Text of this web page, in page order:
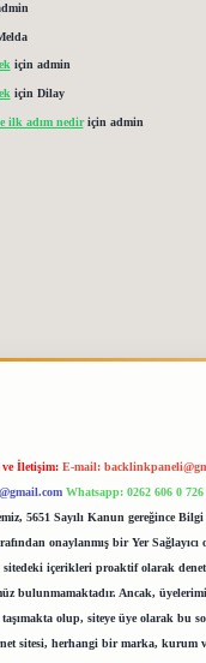
için admin
için Dilay
ilk adım nediriçin admin
İletişim: E-mail:
Whatsapp: 0262 606 0 726
5651 Sayılı Kanun gereğince
onaylanmış bir Yer Sağlayıcı
sitedeki içerikleri proaktif olarak
bulunmamaktadır. Ancak,
olup, siteye üye olarak bu
sitesi, herhangi bir marka, kurum